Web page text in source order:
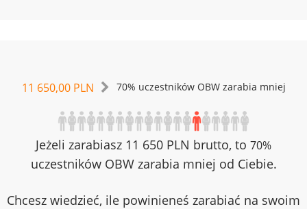
11 650,00 PLN 70% uczestników OBW zarabia mniej
Jeżeli zarabiasz 11 650 PLN brutto, to 70%
uczestników OBW zarabia mniej od Ciebie.
Chcesz wiedzieć, ile powinieneś zarabiać na swoim